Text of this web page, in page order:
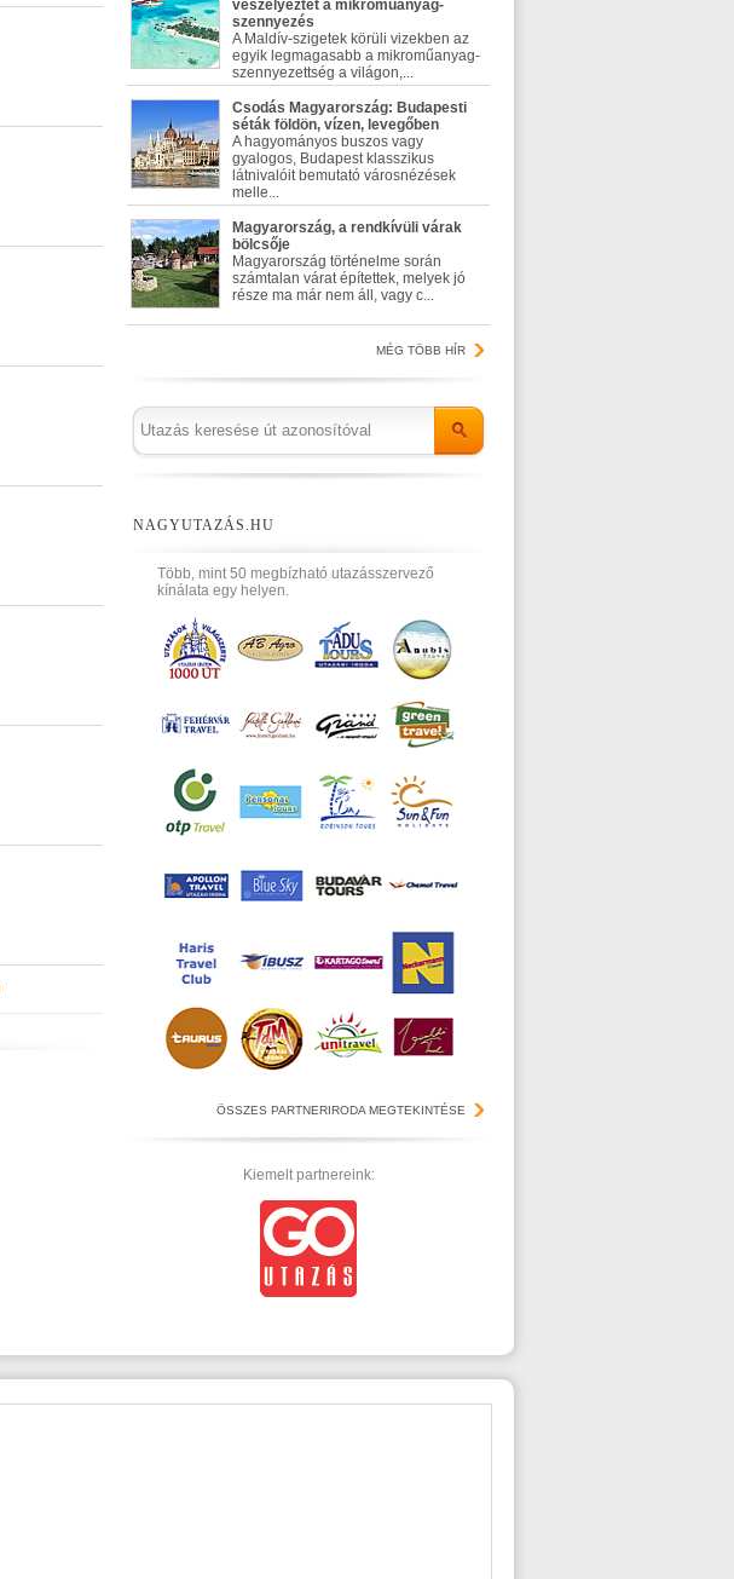
veszélyeztet a mikroműanyag-
szennyezés
A Maldív-szigetek körüli vizekben az
egyik legmagasabb a mikroműanyag-
szennyezettség a világon,...
Csodás Magyarország: Budapesti
séták földön, vízen, levegőben
A hagyományos buszos vagy
gyalogos, Budapest klasszikus
látnivalóit bemutató városnézések
melle...
Magyarország, a rendkívüli várak
bölcsője
Magyarország történelme során
számtalan várat építettek, melyek jó
része ma már nem áll, vagy c...
MÉG TÖBB HÍR
NAGYUTAZÁS.HU
Több, mint 50 megbízható utazásszervező
kínálata egy helyen.
ÖSSZES PARTNERIRODA MEGTEKINTÉSE
Kiemelt partnereink: